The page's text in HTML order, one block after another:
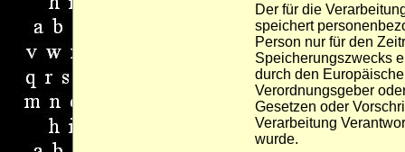
Der für die
speichert
Person nur für den
Speicherungszwecks
durch den
Verordnungsgeber
Gesetzen oder
Verarbeitung
wurde.